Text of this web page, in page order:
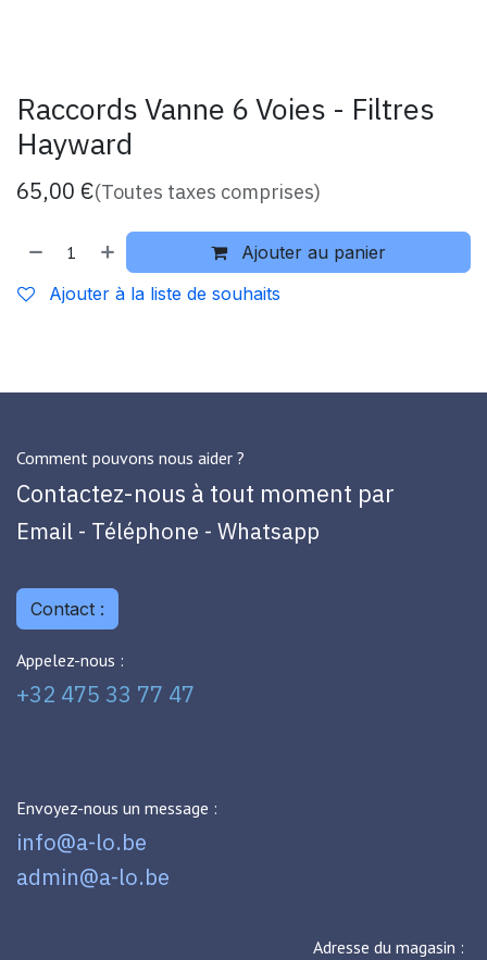
Raccords Vanne 6 Voies - Filtres
Hayward
65,00 €(Toutes taxes comprises)
Ajouter au panier
Ajouter à la liste de souhaits
Comment pouvons nous aider ?
Contactez-nous à tout moment par
Email - Téléphone - Whatsapp
Contact :
Appelez-nous :
+32 475 33 77 47
Envoyez-nous un message :
info@a-lo.be
admin@a-lo.be
Adresse du magasin :